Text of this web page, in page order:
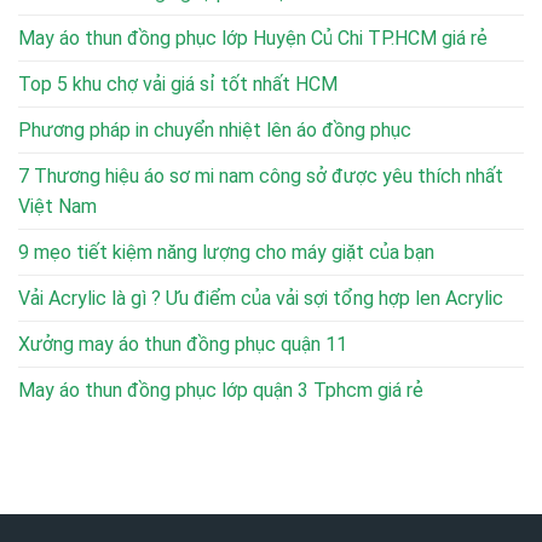
May áo thun đồng phục lớp Huyện Củ Chi TP.HCM giá rẻ
Top 5 khu chợ vải giá sỉ tốt nhất HCM
Phương pháp in chuyển nhiệt lên áo đồng phục
7 Thương hiệu áo sơ mi nam công sở được yêu thích nhất
Việt Nam
9 mẹo tiết kiệm năng lượng cho máy giặt của bạn
Vải Acrylic là gì ? Ưu điểm của vải sợi tổng hợp len Acrylic
Xưởng may áo thun đồng phục quận 11
May áo thun đồng phục lớp quận 3 Tphcm giá rẻ